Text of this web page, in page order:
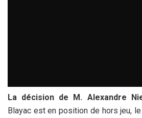
La décision de M. Alexandre
Blayac est en position de hors jeu,